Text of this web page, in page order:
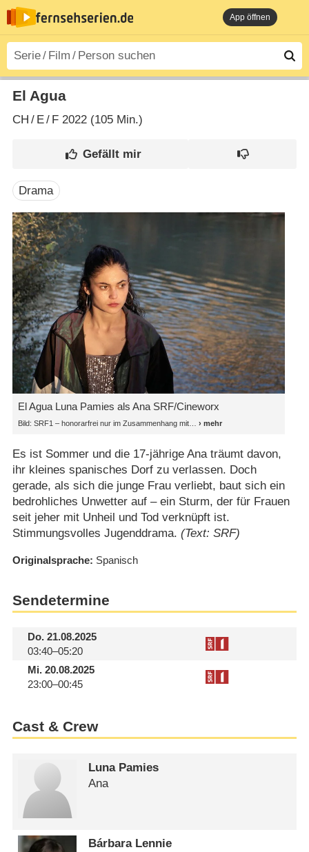
App öffnen
El Agua
CH / E/ F2022 (105 Min.)
Drama
El Agua Luna Pamies als Ana SRF/​Cineworx
Bild: SRF1 – honorarfrei nur im Zusammenhang mit
Es ist Sommer und die 17-jährige Ana träumt davon,
ihr kleines spanisches Dorf zu verlassen. Doch
gerade, als sich die junge Frau verliebt, baut sich ein
bedrohliches Unwetter auf – ein Sturm, der für Frauen
seit jeher mit Unheil und Tod verknüpft ist.
Stimmungsvolles Jugenddrama. (Text: SRF)
Originalsprache Spanisch
Sendetermine
Do.21.08.2025
03:40–05:20
Mi.20.08.2025
23:00–00:45
Cast & Crew
Luna Pamies
Ana
Bárbara Lennie